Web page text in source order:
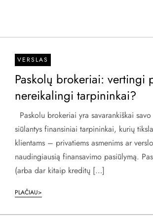
VERSLAS
Paskolų brokeriai: vertingi
nereikalingi tarpininkai?
Paskolu brokeriai yra savarankiškai
siūlantys finansiniai tarpininkai, kurių
klientams – privatiems asmenims ar
naudingiausią finansavimo pasiūlymą.
(arba dar kitaip kreditų […]
PLAČIAU>